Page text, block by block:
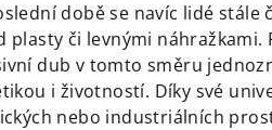
době se navíc lidé stále
plasty či levnými náhražkami.
dub v tomto směru
i životností. Díky své
nebo industriálních